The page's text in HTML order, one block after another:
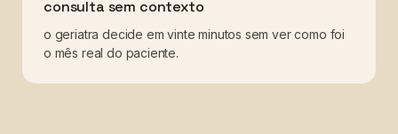
consulta sem contexto
o geriatra decide em vinte minutos sem ver como foi
o mês real do paciente.